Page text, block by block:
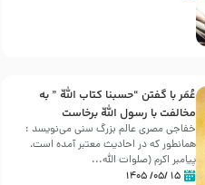
عُمَر با گفتن “حسبنا كتاب اللّه ” به
مخالفت با رسول اللّه برخاست
خفاجی مصری عالم بزرگ سنی می‌نویسد :
همانطور که در احادیث معتبر آمده است،
پیامبر اکرم (صلوات اللّه...
۱۵ /۰۵/ ۱۴۰۵